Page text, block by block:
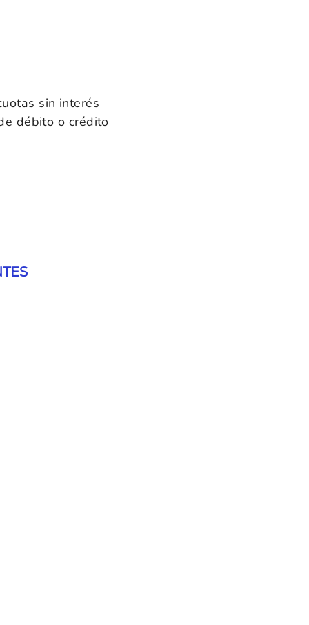
sin interés
débito o crédito